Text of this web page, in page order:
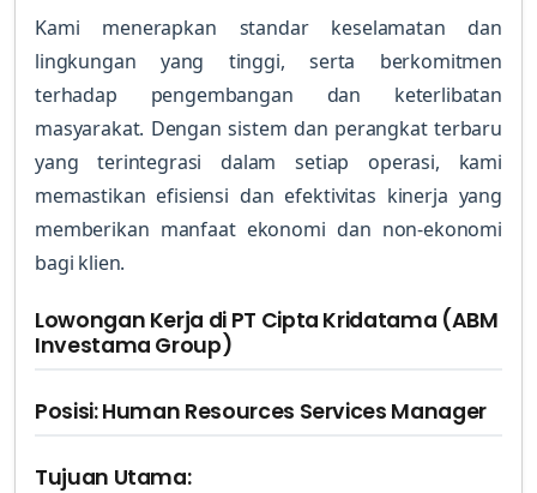
Kami menerapkan standar keselamatan dan
lingkungan yang tinggi, serta berkomitmen
terhadap pengembangan dan keterlibatan
masyarakat. Dengan sistem dan perangkat terbaru
yang terintegrasi dalam setiap operasi, kami
memastikan efisiensi dan efektivitas kinerja yang
memberikan manfaat ekonomi dan non-ekonomi
bagi klien.
Lowongan Kerja di PT Cipta Kridatama (ABM
Investama Group)
Posisi: Human Resources Services Manager
Tujuan Utama: